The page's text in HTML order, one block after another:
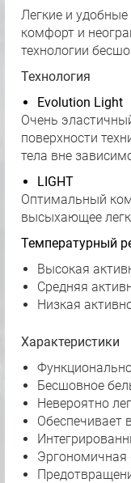
Легкие и
комфорт и
технологии
Технология
Evolution Light
Очень
поверхности
тела вне
LIGHT
Оптимальный
высыхающее
Температурный
Высокая
Средняя
Низкая
Характеристики
Бесшовное
Невероятно
Обеспечивает